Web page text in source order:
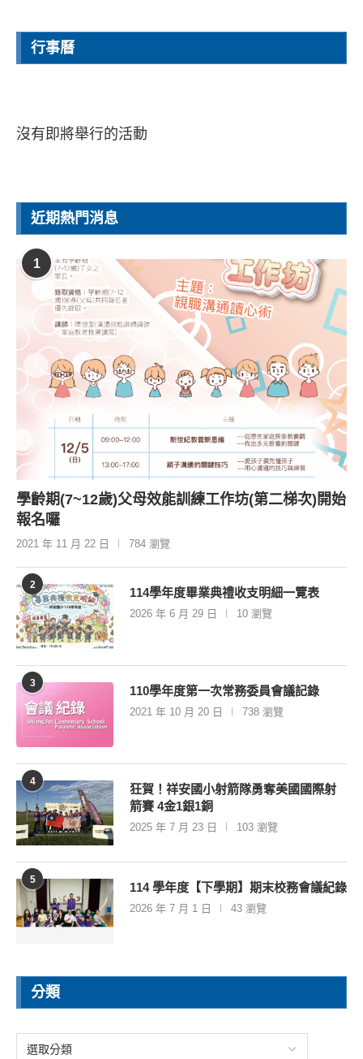
行事曆
沒有即將舉行的活動
近期熱門消息
1
學齡期(7~12歲)父母效能訓練工作坊(第二梯次)開始
報名囉
2021 年 11 月 22 日 784 瀏覽
2
114學年度畢業典禮收支明細一覽表
2026 年 6 月 29 日 10 瀏覽
3
110學年度第一次常務委員會議記錄
2021 年 10 月 20 日 738 瀏覽
4
狂賀！祥安國小射箭隊勇奪美國國際射
箭賽 4金1銀1銅
2025 年 7 月 23 日 103 瀏覽
5
114 學年度【下學期】期末校務會議紀錄
2026 年 7 月 1 日 43 瀏覽
分類